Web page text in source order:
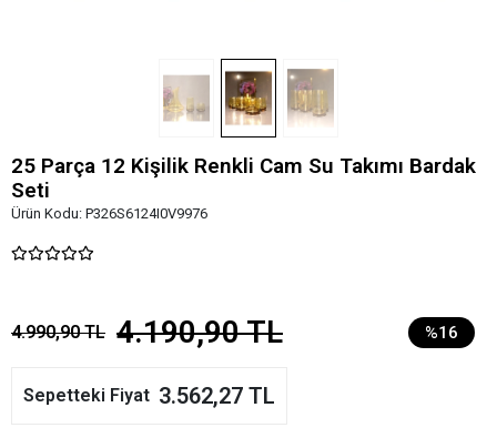
25 Parça 12 Kişilik Renkli Cam Su Takımı Bardak
Seti
Ürün Kodu: P326S6124I0V9976
4.990,90 TL 4.190,90 TL %16
Sepetteki Fiyat 3.562,27 TL